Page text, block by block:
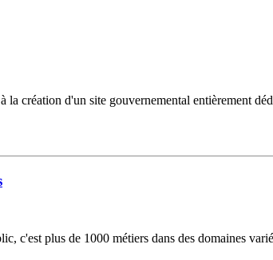
création d'un site gouvernemental entièrement
plus de 1000 métiers dans des domaines